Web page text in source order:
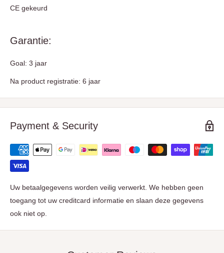
CE gekeurd
Garantie:
Goal: 3 jaar
Na product registratie: 6 jaar
Payment & Security
Uw betaalgegevens worden veilig verwerkt. We hebben geen
toegang tot uw creditcard informatie en slaan deze gegevens
ook niet op.